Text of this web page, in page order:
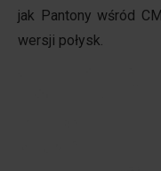
jak Pantony wśród
wersji połysk.